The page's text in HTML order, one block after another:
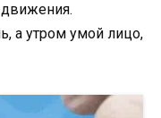
а утром умой лицо,